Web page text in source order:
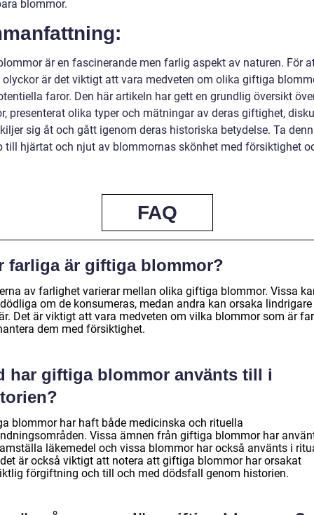
blommor.
är en fascinerande men farlig aspekt av naturen. För
är det viktigt att vara medveten om olika giftiga
faror. Den här artikeln har gett en grundlig översikt
presenterat olika typer och mätningar av deras giftighet,
sig åt och gått igenom deras historiska betydelse. Ta
till hjärtat och njut av blommornas skönhet med försiktighet
FAQ
farliga är giftiga blommor?
av farlighet varierar mellan olika giftiga blommor. Vissa
om de konsumeras, medan andra kan orsaka lindrigare
Det är viktigt att vara medveten om vilka blommor som är
dem med försiktighet.
har giftiga blommor använts till i
blommor har haft både medicinska och rituella
Vissa ämnen från giftiga blommor har
läkemedel och vissa blommor har också använts i
är också viktigt att notera att giftiga blommor har orsakat
förgiftning och till och med dödsfall genom historien.